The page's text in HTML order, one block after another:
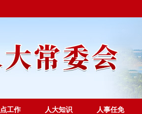
工作 人大知识 人事任免